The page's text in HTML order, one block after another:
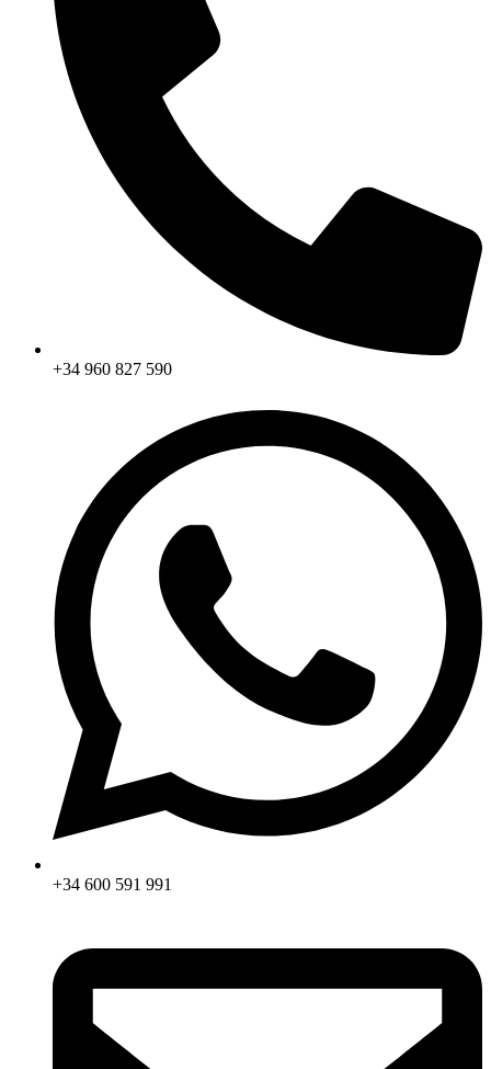
+34 960 827 590
+34 600 591 991